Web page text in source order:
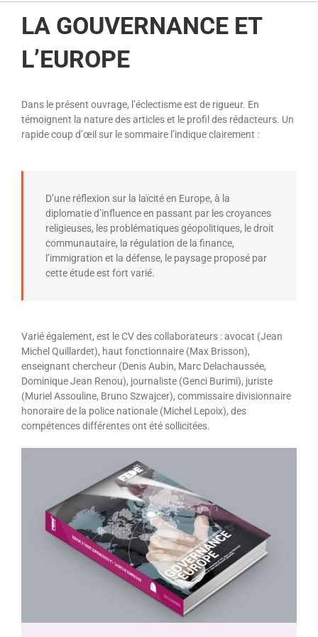
LA GOUVERNANCE ET
L’EUROPE
Dans le présent ouvrage, l’éclectisme est de rigueur. En
témoignent la nature des articles et le profil des rédacteurs. Un
rapide coup d’œil sur le sommaire l’indique clairement :
D’une réflexion sur la laïcité en Europe, à la
diplomatie d’influence en passant par les croyances
religieuses, les problématiques géopolitiques, le droit
communautaire, la régulation de la finance,
l’immigration et la défense, le paysage proposé par
cette étude est fort varié.
Varié également, est le CV des collaborateurs : avocat (Jean
Michel Quillardet), haut fonctionnaire (Max Brisson),
enseignant chercheur (Denis Aubin, Marc Delachaussée,
Dominique Jean Renou), journaliste (Genci Burimi), juriste
(Muriel Assouline, Bruno Szwajcer), commissaire divisionnaire
honoraire de la police nationale (Michel Lepoix), des
compétences différentes ont été sollicitées.